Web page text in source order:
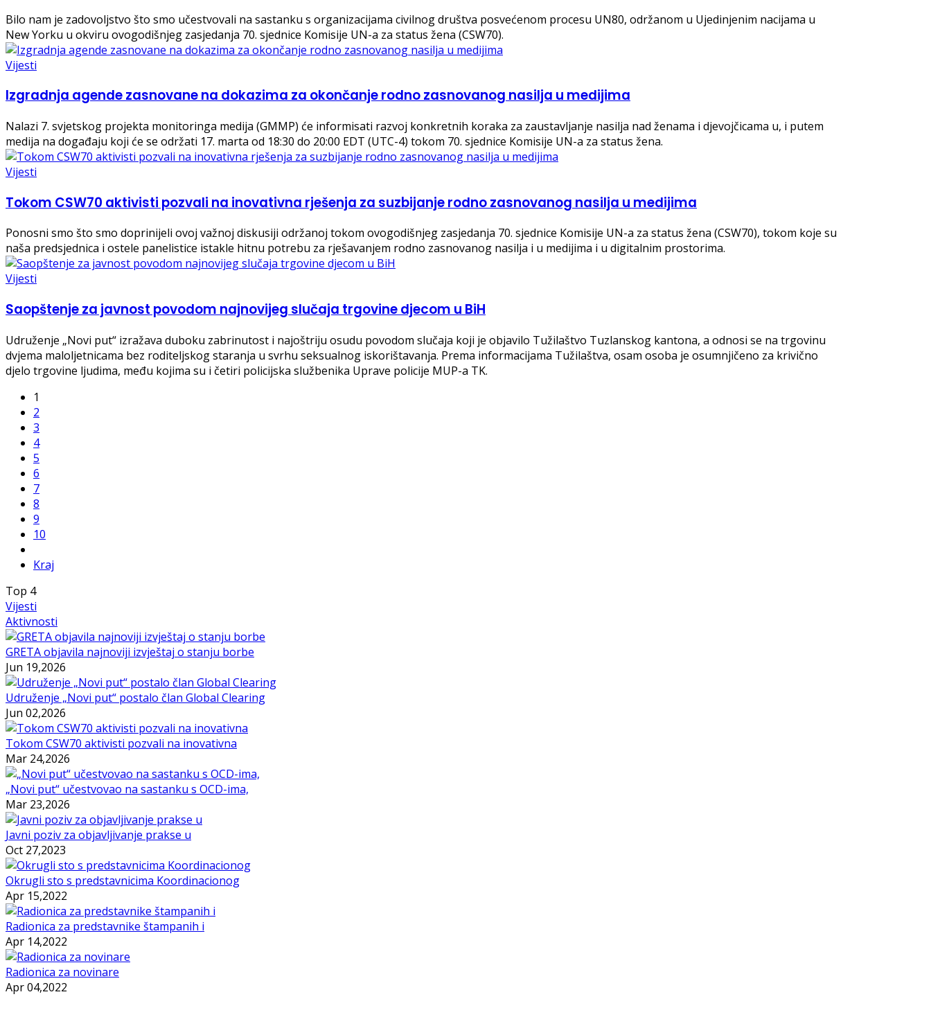
Bilo nam je zadovoljstvo što smo učestvovali na sastanku s organizacijama civilnog društva posvećenom procesu UN80, održanom u Ujedinjenim nacijama u
New Yorku u okviru ovogodišnjeg zasjedanja 70. sjednice Komisije UN-a za status žena (CSW70).
Vijesti
Izgradnja agende zasnovane na dokazima za okončanje rodno zasnovanog nasilja u medijima
Nalazi 7. svjetskog projekta monitoringa medija (GMMP) će informisati razvoj konkretnih koraka za zaustavljanje nasilja nad ženama i djevojčicama u, i putem
medija na događaju koji će se održati 17. marta od 18:30 do 20:00 EDT (UTC-4) tokom 70. sjednice Komisije UN-a za status žena.
Vijesti
Tokom CSW70 aktivisti pozvali na inovativna rješenja za suzbijanje rodno zasnovanog nasilja u medijima
Ponosni smo što smo doprinijeli ovoj važnoj diskusiji održanoj tokom ovogodišnjeg zasjedanja 70. sjednice Komisije UN-a za status žena (CSW70), tokom koje su
naša predsjednica i ostele panelistice istakle hitnu potrebu za rješavanjem rodno zasnovanog nasilja i u medijima i u digitalnim prostorima.
Vijesti
Saopštenje za javnost povodom najnovijeg slučaja trgovine djecom u BiH
Udruženje „Novi put“ izražava duboku zabrinutost i najoštriju osudu povodom slučaja koji je objavilo Tužilaštvo Tuzlanskog kantona, a odnosi se na trgovinu
dvjema maloljetnicama bez roditeljskog staranja u svrhu seksualnog iskorištavanja. Prema informacijama Tužilaštva, osam osoba je osumnjičeno za krivično
djelo trgovine ljudima, među kojima su i četiri policijska službenika Uprave policije MUP-a TK.
1
2
3
4
5
6
7
8
9
10
Kraj
Top 4
Vijesti
Aktivnosti
GRETA objavila najnoviji izvještaj o stanju borbe
Jun 19,2026
Udruženje „Novi put“ postalo član Global Clearing
Jun 02,2026
Tokom CSW70 aktivisti pozvali na inovativna
Mar 24,2026
„Novi put“ učestvovao na sastanku s OCD-ima,
Mar 23,2026
Javni poziv za objavljivanje prakse u
Oct 27,2023
Okrugli sto s predstavnicima Koordinacionog
Apr 15,2022
Radionica za predstavnike štampanih i
Apr 14,2022
Radionica za novinare
Apr 04,2022